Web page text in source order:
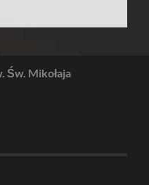
Św. Mikołaja